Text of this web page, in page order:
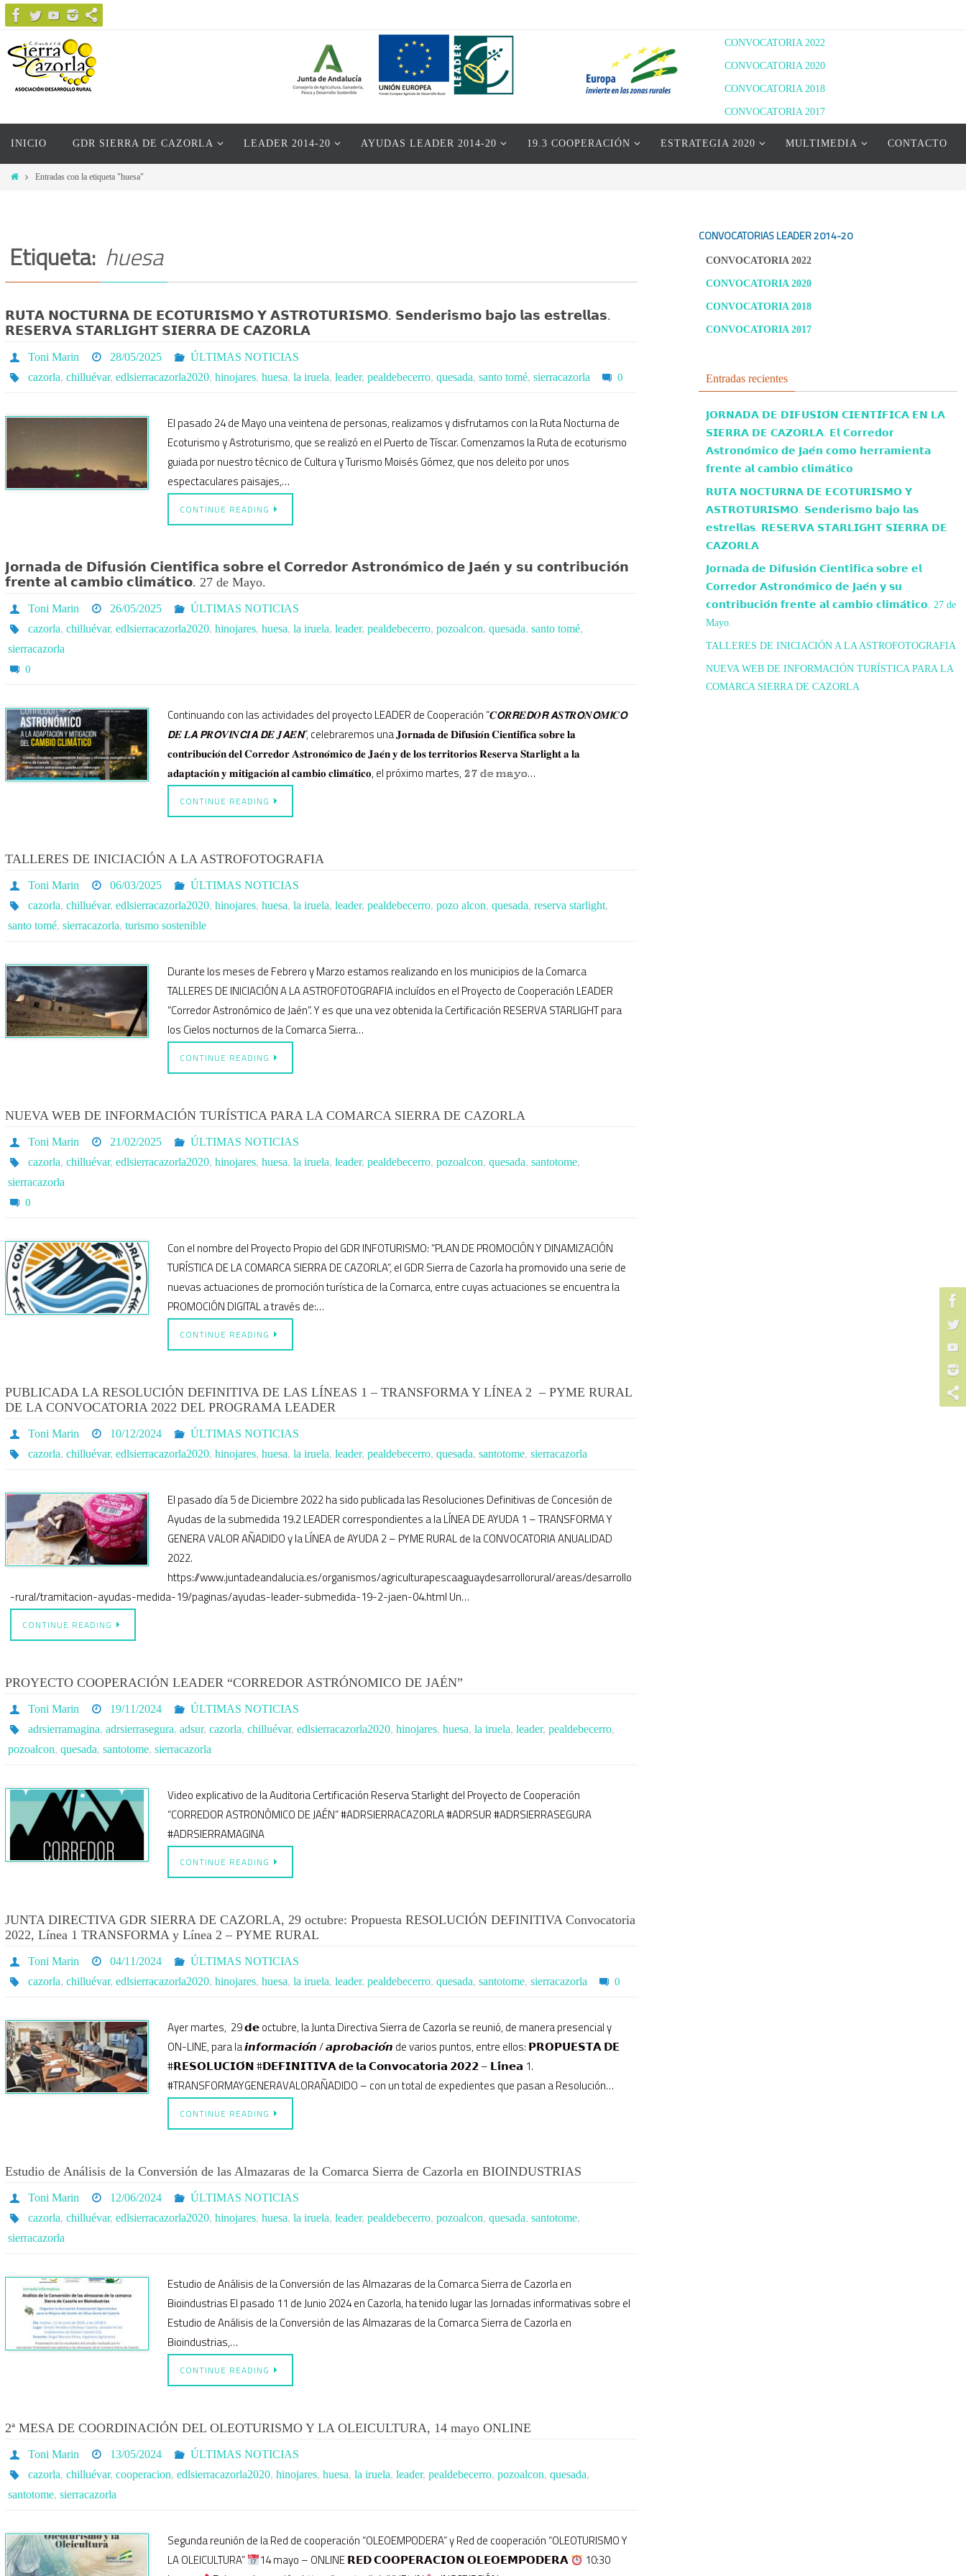
Ir
al
contenido
CONVOCATORIA 2022
CONVOCATORIA 2020
CONVOCATORIA 2018
CONVOCATORIA 2017
INICIO GDR SIERRA DE CAZORLA LEADER 2014-20 AYUDAS LEADER 2014-20 19.3 COOPERACIÓN ESTRATEGIA 2020 MULTIMEDIA CONTACTO
InicioEntradas con la etiqueta "huesa"
Etiqueta: huesa
𝗥𝗨𝗧𝗔 𝗡𝗢𝗖𝗧𝗨𝗥𝗡𝗔 𝗗𝗘 𝗘𝗖𝗢𝗧𝗨𝗥𝗜𝗦𝗠𝗢 𝗬 𝗔𝗦𝗧𝗥𝗢𝗧𝗨𝗥𝗜𝗦𝗠𝗢. 𝗦𝗲𝗻𝗱𝗲𝗿𝗶𝘀𝗺𝗼 𝗯𝗮𝗷𝗼 𝗹𝗮𝘀 𝗲𝘀𝘁𝗿𝗲𝗹𝗹𝗮𝘀.
𝗥𝗘𝗦𝗘𝗥𝗩𝗔 𝗦𝗧𝗔𝗥𝗟𝗜𝗚𝗛𝗧 𝗦𝗜𝗘𝗥𝗥𝗔 𝗗𝗘 𝗖𝗔𝗭𝗢𝗥𝗟𝗔
Toni Marin 28/05/2025
ÚLTIMAS NOTICIAS
cazorla, chilluévar, edlsierracazorla2020, hinojares, huesa, la iruela, leader, pealdebecerro, quesada, santo tomé, sierracazorla 0
El pasado 24 de Mayo una veintena de personas, realizamos y disfrutamos con la Ruta Nocturna de
Ecoturismo y Astroturismo, que se realizó en el Puerto de Tíscar. Comenzamos la Ruta de ecoturismo
guiada por nuestro técnico de Cultura y Turismo Moisés Gómez, que nos deleito por unos
espectaculares paisajes,…
CONTINUE READING
𝗝𝗼𝗿𝗻𝗮𝗱𝗮 𝗱𝗲 𝗗𝗶𝗳𝘂𝘀𝗶𝗼́𝗻 𝗖𝗶𝗲𝗻𝘁𝗶́𝗳𝗶𝗰𝗮 𝘀𝗼𝗯𝗿𝗲 𝗲𝗹 𝗖𝗼𝗿𝗿𝗲𝗱𝗼𝗿 𝗔𝘀𝘁𝗿𝗼𝗻𝗼́𝗺𝗶𝗰𝗼 𝗱𝗲 𝗝𝗮𝗲́𝗻 𝘆 𝘀𝘂 𝗰𝗼𝗻𝘁𝗿𝗶𝗯𝘂𝗰𝗶𝗼́𝗻
𝗳𝗿𝗲𝗻𝘁𝗲 𝗮𝗹 𝗰𝗮𝗺𝗯𝗶𝗼 𝗰𝗹𝗶𝗺𝗮́𝘁𝗶𝗰𝗼. 27 de Mayo.
Toni Marin 26/05/2025
ÚLTIMAS NOTICIAS
cazorla, chilluévar, edlsierracazorla2020, hinojares, huesa, la iruela, leader, pealdebecerro, pozoalcon, quesada, santo tomé,
sierracazorla
0
Continuando con las actividades del proyecto LEADER de Cooperación “𝑪𝙊𝑹𝙍𝑬𝘿𝑶𝙍 𝘼𝑺𝙏𝑹𝙊𝑵𝙊́𝑴𝙄𝑪𝙊
𝘿𝑬 𝑳𝘼 𝙋𝑹𝙊𝑽𝙄𝑵𝘾𝑰𝘼 𝘿𝑬 𝑱𝘼𝑬́𝙉”, celebraremos una 𝐉𝐨𝐫𝐧𝐚𝐝𝐚 𝐝𝐞 𝐃𝐢𝐟𝐮𝐬𝐢𝐨́𝐧 𝐂𝐢𝐞𝐧𝐭𝐢́𝐟𝐢𝐜𝐚 𝐬𝐨𝐛𝐫𝐞 𝐥𝐚
𝐜𝐨𝐧𝐭𝐫𝐢𝐛𝐮𝐜𝐢𝐨́𝐧 𝐝𝐞𝐥 𝐂𝐨𝐫𝐫𝐞𝐝𝐨𝐫 𝐀𝐬𝐭𝐫𝐨𝐧𝐨́𝐦𝐢𝐜𝐨 𝐝𝐞 𝐉𝐚𝐞́𝐧 𝐲 𝐝𝐞 𝐥𝐨𝐬 𝐭𝐞𝐫𝐫𝐢𝐭𝐨𝐫𝐢𝐨𝐬 𝐑𝐞𝐬𝐞𝐫𝐯𝐚 𝐒𝐭𝐚𝐫𝐥𝐢𝐠𝐡𝐭 𝐚 𝐥𝐚
𝐚𝐝𝐚𝐩𝐭𝐚𝐜𝐢𝐨́𝐧 𝐲 𝐦𝐢𝐭𝐢𝐠𝐚𝐜𝐢𝐨́𝐧 𝐚𝐥 𝐜𝐚𝐦𝐛𝐢𝐨 𝐜𝐥𝐢𝐦𝐚́𝐭𝐢𝐜𝐨, el próximo martes, 𝟚𝟟 𝕕𝕖 𝕞𝕒𝕪𝕠…
CONTINUE READING
TALLERES DE INICIACIÓN A LA ASTROFOTOGRAFIA
Toni Marin 06/03/2025
ÚLTIMAS NOTICIAS
cazorla, chilluévar, edlsierracazorla2020, hinojares, huesa, la iruela, leader, pealdebecerro, pozo alcon, quesada, reserva starlight,
santo tomé, sierracazorla, turismo sostenible
Durante los meses de Febrero y Marzo estamos realizando en los municipios de la Comarca
TALLERES DE INICIACIÓN A LA ASTROFOTOGRAFIA incluídos en el Proyecto de Cooperación LEADER
“Corredor Astronómico de Jaén”. Y es que una vez obtenida la Certificación RESERVA STARLIGHT para
los Cielos nocturnos de la Comarca Sierra…
CONTINUE READING
NUEVA WEB DE INFORMACIÓN TURÍSTICA PARA LA COMARCA SIERRA DE CAZORLA
Toni Marin 21/02/2025
ÚLTIMAS NOTICIAS
cazorla, chilluévar, edlsierracazorla2020, hinojares, huesa, la iruela, leader, pealdebecerro, pozoalcon, quesada, santotome,
sierracazorla
0
Con el nombre del Proyecto Propio del GDR INFOTURISMO: “PLAN DE PROMOCIÓN Y DINAMIZACIÓN
TURÍSTICA DE LA COMARCA SIERRA DE CAZORLA”, el GDR Sierra de Cazorla ha promovido una serie de
nuevas actuaciones de promoción turística de la Comarca, entre cuyas actuaciones se encuentra la
PROMOCIÓN DIGITAL a través de:…
CONTINUE READING
PUBLICADA LA RESOLUCIÓN DEFINITIVA DE LAS LÍNEAS 1 – TRANSFORMA Y LÍNEA 2 – PYME RURAL
DE LA CONVOCATORIA 2022 DEL PROGRAMA LEADER
Toni Marin 10/12/2024
ÚLTIMAS NOTICIAS
cazorla, chilluévar, edlsierracazorla2020, hinojares, huesa, la iruela, leader, pealdebecerro, quesada, santotome, sierracazorla
El pasado día 5 de Diciembre 2022 ha sido publicada las Resoluciones Definitivas de Concesión de
Ayudas de la submedida 19.2 LEADER correspondientes a la LÍNEA DE AYUDA 1 – TRANSFORMA Y
GENERA VALOR AÑADIDO y la LÍNEA de AYUDA 2 – PYME RURAL de la CONVOCATORIA ANUALIDAD
2022.
https://www.juntadeandalucia.es/organismos/agriculturapescaaguaydesarrollorural/areas/desarrollo
-rural/tramitacion-ayudas-medida-19/paginas/ayudas-leader-submedida-19-2-jaen-04.html Un…
CONTINUE READING
PROYECTO COOPERACIÓN LEADER “CORREDOR ASTRÓNOMICO DE JAÉN”
Toni Marin 19/11/2024
ÚLTIMAS NOTICIAS
adrsierramagina, adrsierrasegura, adsur, cazorla, chilluévar, edlsierracazorla2020, hinojares, huesa, la iruela, leader, pealdebecerro,
pozoalcon, quesada, santotome, sierracazorla
Video explicativo de la Auditoria Certificación Reserva Starlight del Proyecto de Cooperación
“CORREDOR ASTRONÓMICO DE JAÉN” #ADRSIERRACAZORLA #ADRSUR #ADRSIERRASEGURA
#ADRSIERRAMAGINA
CONTINUE READING
JUNTA DIRECTIVA GDR SIERRA DE CAZORLA, 29 octubre: Propuesta RESOLUCIÓN DEFINITIVA Convocatoria
2022, Línea 1 TRANSFORMA y Línea 2 – PYME RURAL
Toni Marin 04/11/2024
ÚLTIMAS NOTICIAS
cazorla, chilluévar, edlsierracazorla2020, hinojares, huesa, la iruela, leader, pealdebecerro, quesada, santotome, sierracazorla 0
Ayer martes, 29 𝗱𝗲 octubre, la Junta Directiva Sierra de Cazorla se reunió, de manera presencial y
ON-LINE, para la 𝙞𝙣𝙛𝙤𝙧𝙢𝙖𝙘𝙞𝙤́𝙣 / 𝙖𝙥𝙧𝙤𝙗𝙖𝙘𝙞𝙤́𝙣 de varios puntos, entre ellos: 𝗣𝗥𝗢𝗣𝗨𝗘𝗦𝗧𝗔 𝗗𝗘
#𝗥𝗘𝗦𝗢𝗟𝗨𝗖𝗜𝗢́𝗡 #𝗗𝗘𝗙𝗜𝗡𝗜𝗧𝗜𝗩𝗔 𝗱𝗲 𝗹𝗮 𝗖𝗼𝗻𝘃𝗼𝗰𝗮𝘁𝗼𝗿𝗶𝗮 𝟮𝟬𝟮𝟮 – 𝗟𝗶́𝗻𝗲𝗮 1.
#TRANSFORMAYGENERAVALORAÑADIDO – con un total de expedientes que pasan a Resolución…
CONTINUE READING
Estudio de Análisis de la Conversión de las Almazaras de la Comarca Sierra de Cazorla en BIOINDUSTRIAS
Toni Marin 12/06/2024
ÚLTIMAS NOTICIAS
cazorla, chilluévar, edlsierracazorla2020, hinojares, huesa, la iruela, leader, pealdebecerro, pozoalcon, quesada, santotome,
sierracazorla
Estudio de Análisis de la Conversión de las Almazaras de la Comarca Sierra de Cazorla en
Bioindustrias El pasado 11 de Junio 2024 en Cazorla, ha tenido lugar las Jornadas informativas sobre el
Estudio de Análisis de la Conversión de las Almazaras de la Comarca Sierra de Cazorla en
Bioindustrias,…
CONTINUE READING
2ª MESA DE COORDINACIÓN DEL OLEOTURISMO Y LA OLEICULTURA, 14 mayo ONLINE
Toni Marin 13/05/2024
ÚLTIMAS NOTICIAS
cazorla, chilluévar, cooperacion, edlsierracazorla2020, hinojares, huesa, la iruela, leader, pealdebecerro, pozoalcon, quesada,
santotome, sierracazorla
Segunda reunión de la Red de cooperación “OLEOEMPODERA” y Red de cooperación “OLEOTURISMO Y
LA OLEICULTURA”
14 mayo – ONLINE 𝗥𝗘𝗗 𝗖𝗢𝗢𝗣𝗘𝗥𝗔𝗖𝗜𝗢𝗡 𝗢𝗟𝗘𝗢𝗘𝗠𝗣𝗢𝗗𝗘𝗥𝗔
10:30
CONVOCATORIAS LEADER2014-20
CONVOCATORIA 2022
CONVOCATORIA 2020
CONVOCATORIA 2018
CONVOCATORIA 2017
Entradas recientes
𝗝𝗢𝗥𝗡𝗔𝗗𝗔 𝗗𝗘 𝗗𝗜𝗙𝗨𝗦𝗜𝗢́𝗡 𝗖𝗜𝗘𝗡𝗧𝗜́𝗙𝗜𝗖𝗔 𝗘𝗡 𝗟𝗔
𝗦𝗜𝗘𝗥𝗥𝗔 𝗗𝗘 𝗖𝗔𝗭𝗢𝗥𝗟𝗔. 𝗘𝗹 𝗖𝗼𝗿𝗿𝗲𝗱𝗼𝗿
𝗔𝘀𝘁𝗿𝗼𝗻𝗼́𝗺𝗶𝗰𝗼 𝗱𝗲 𝗝𝗮𝗲́𝗻 𝗰𝗼𝗺𝗼 𝗵𝗲𝗿𝗿𝗮𝗺𝗶𝗲𝗻𝘁𝗮
𝗳𝗿𝗲𝗻𝘁𝗲 𝗮𝗹 𝗰𝗮𝗺𝗯𝗶𝗼 𝗰𝗹𝗶𝗺𝗮́𝘁𝗶𝗰𝗼
𝗥𝗨𝗧𝗔 𝗡𝗢𝗖𝗧𝗨𝗥𝗡𝗔 𝗗𝗘 𝗘𝗖𝗢𝗧𝗨𝗥𝗜𝗦𝗠𝗢 𝗬
𝗔𝗦𝗧𝗥𝗢𝗧𝗨𝗥𝗜𝗦𝗠𝗢. 𝗦𝗲𝗻𝗱𝗲𝗿𝗶𝘀𝗺𝗼 𝗯𝗮𝗷𝗼 𝗹𝗮𝘀
𝗲𝘀𝘁𝗿𝗲𝗹𝗹𝗮𝘀. 𝗥𝗘𝗦𝗘𝗥𝗩𝗔 𝗦𝗧𝗔𝗥𝗟𝗜𝗚𝗛𝗧 𝗦𝗜𝗘𝗥𝗥𝗔 𝗗𝗘
𝗖𝗔𝗭𝗢𝗥𝗟𝗔
𝗝𝗼𝗿𝗻𝗮𝗱𝗮 𝗱𝗲 𝗗𝗶𝗳𝘂𝘀𝗶𝗼́𝗻 𝗖𝗶𝗲𝗻𝘁𝗶́𝗳𝗶𝗰𝗮 𝘀𝗼𝗯𝗿𝗲 𝗲𝗹
𝗖𝗼𝗿𝗿𝗲𝗱𝗼𝗿 𝗔𝘀𝘁𝗿𝗼𝗻𝗼́𝗺𝗶𝗰𝗼 𝗱𝗲 𝗝𝗮𝗲́𝗻 𝘆 𝘀𝘂
𝗰𝗼𝗻𝘁𝗿𝗶𝗯𝘂𝗰𝗶𝗼́𝗻 𝗳𝗿𝗲𝗻𝘁𝗲 𝗮𝗹 𝗰𝗮𝗺𝗯𝗶𝗼 𝗰𝗹𝗶𝗺𝗮́𝘁𝗶𝗰𝗼. 27 de
Mayo.
TALLERES DE INICIACIÓN A LA ASTROFOTOGRAFIA
NUEVA WEB DE INFORMACIÓN TURÍSTICA PARA LA
COMARCA SIERRA DE CAZORLA